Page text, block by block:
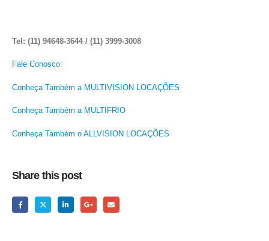
Tel: (11) 94648-3644 / (11) 3999-3008
Fale Conosco
Conheça Também a MULTIVISION LOCAÇÕES
Conheça Também a MULTIFRIO
Conheça Também o ALLVISION LOCAÇÕES
Share this post